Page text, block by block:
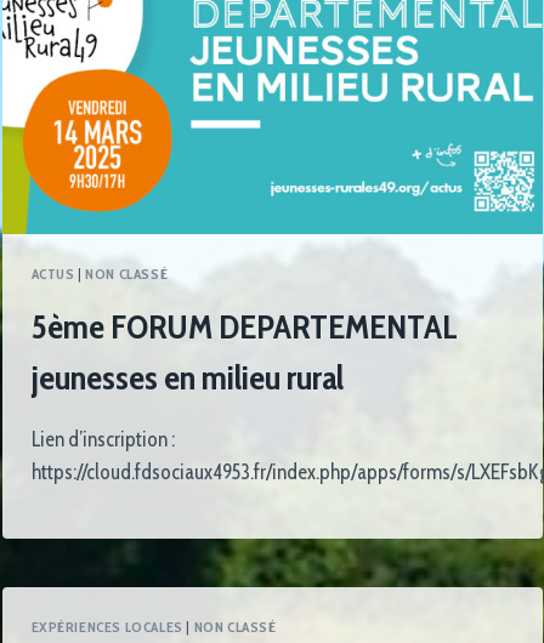
ACTUS |NON CLASSÉ
5ème FORUM DEPARTEMENTAL
jeunesses en milieu rural
Lien d’inscription :
https://cloud.fdsociaux4953.fr/index.php/apps/forms/s/
EXPÉRIENCES LOCALES | NON CLASSÉ